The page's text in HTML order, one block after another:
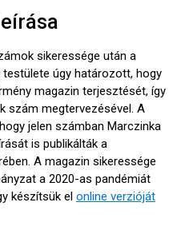
sikeressége után a
úgy határozott, hogy
magazin terjesztését, így
szám megtervezésével. A
jelen számban Marczinka
is publikálták a
A magazin sikeressége
a 2020-as pandémiát
készítsük el online verzióját